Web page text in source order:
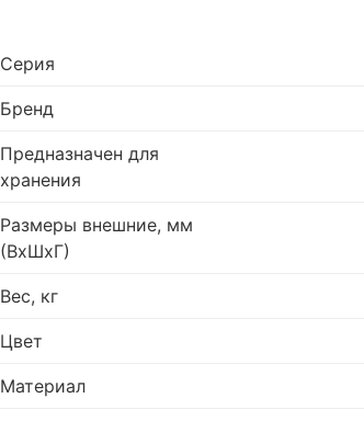
Серия
Бренд
Предназначен для
хранения
Размеры внешние, мм
(ВхШхГ)
Вес, кг
Цвет
Материал